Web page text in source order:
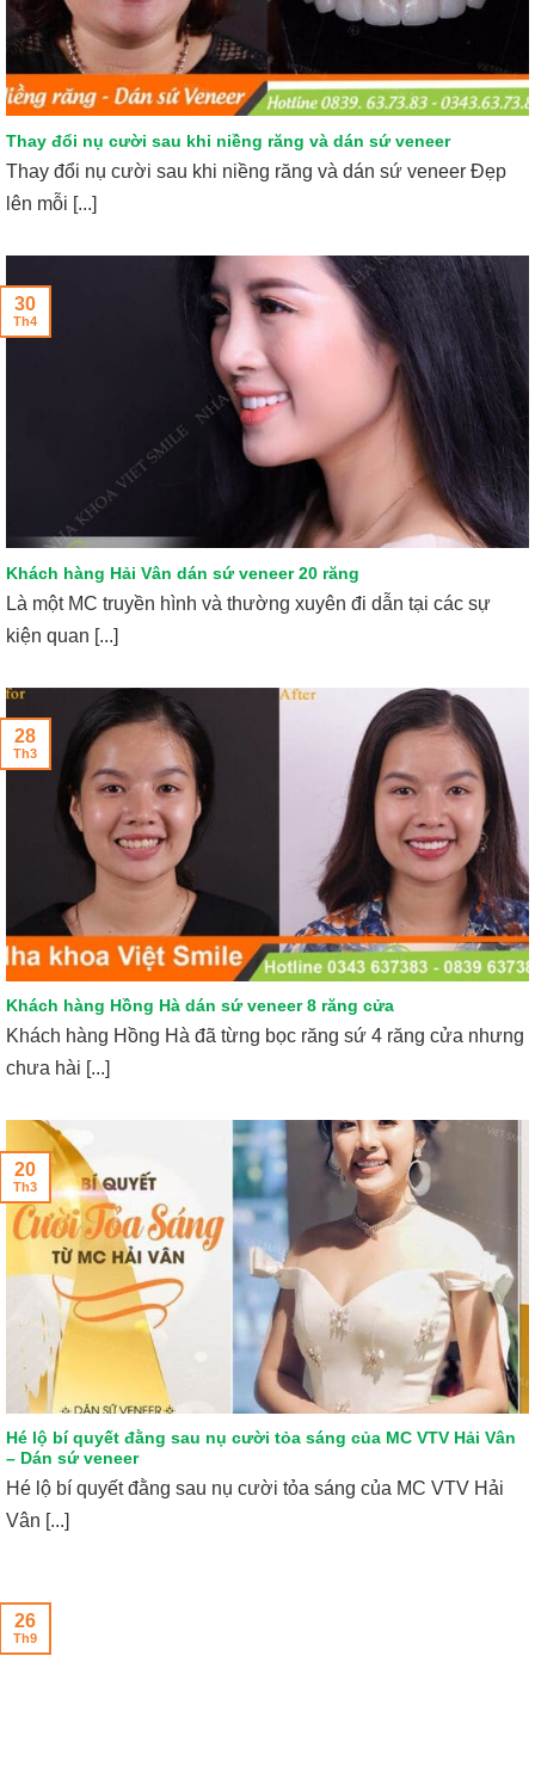
Thay đổi nụ cười sau khi niềng răng và dán sứ veneer
Thay đổi nụ cười sau khi niềng răng và dán sứ veneer Đẹp
lên mỗi [...]
Khách hàng Hải Vân dán sứ veneer 20 răng
Là một MC truyền hình và thường xuyên đi dẫn tại các sự
kiện quan [...]
30
Th4
Khách hàng Hồng Hà dán sứ veneer 8 răng cửa
Khách hàng Hồng Hà đã từng bọc răng sứ 4 răng cửa nhưng
chưa hài [...]
28
Th3
Hé lộ bí quyết đằng sau nụ cười tỏa sáng của MC VTV Hải Vân
– Dán sứ veneer
Hé lộ bí quyết đằng sau nụ cười tỏa sáng của MC VTV Hải
Vân [...]
20
Th3
26
Th9